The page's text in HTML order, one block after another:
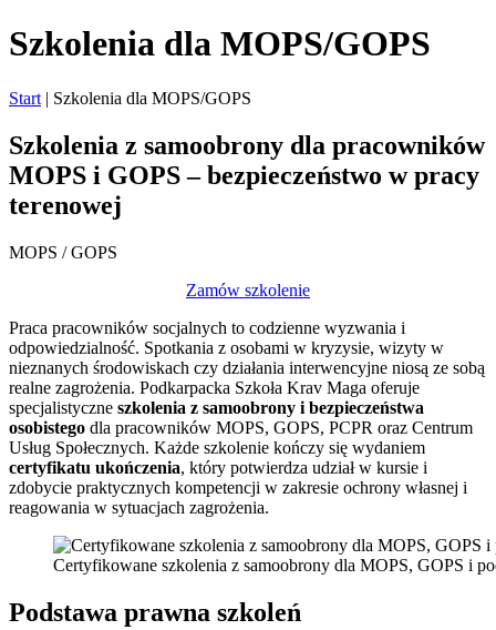
Skip
to
Szkolenia dla MOPS/GOPS
Start | Szkolenia dla MOPS/GOPS
Szkolenia z samoobrony dla pracowników
MOPS i GOPS – bezpieczeństwo w pracy
terenowej
MOPS / GOPS
Zamów szkolenie
Praca pracowników socjalnych to codzienne wyzwania i
odpowiedzialność. Spotkania z osobami w kryzysie, wizyty w
nieznanych środowiskach czy działania interwencyjne niosą ze sobą
realne zagrożenia. Podkarpacka Szkoła Krav Maga oferuje
specjalistyczne szkolenia z samoobrony i bezpieczeństwa
osobistego dla pracowników MOPS, GOPS, PCPR oraz Centrum
Usług Społecznych. Każde szkolenie kończy się wydaniem
certyfikatu ukończenia, który potwierdza udział w kursie i
zdobycie praktycznych kompetencji w zakresie ochrony własnej i
reagowania w sytuacjach zagrożenia.
Certyfikowane szkolenia z samoobrony dla MOPS, GOPS i
Podstawa prawna szkoleń